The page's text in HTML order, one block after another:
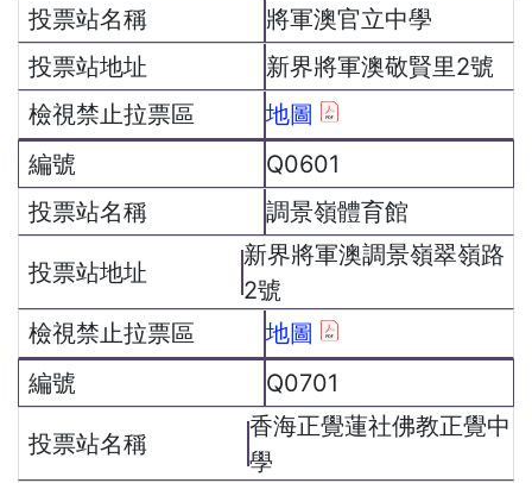
將軍澳官立中學
新界將軍澳敬賢里2號
地圖
Q0601
調景嶺體育館
新界將軍澳調景嶺翠嶺路
2號
地圖
Q0701
香海正覺蓮社佛教正覺中
學